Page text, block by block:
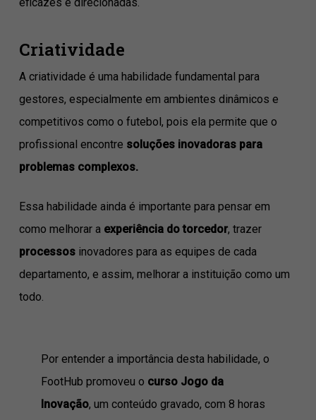
Criatividade
A criatividade é uma habilidade fundamental para
gestores, especialmente em ambientes dinâmicos e
competitivos como o futebol, pois ela permite que o
profissional encontre soluções inovadoras para
problemas complexos.
Essa habilidade ainda é importante para pensar em
como melhorar a experiência do torcedor, trazer
processos inovadores para as equipes de cada
departamento, e assim, melhorar a instituição como um
todo.
Por entender a importância desta habilidade, o
FootHub promoveu o curso Jogo da
Inovação, um conteúdo gravado, com 8 horas